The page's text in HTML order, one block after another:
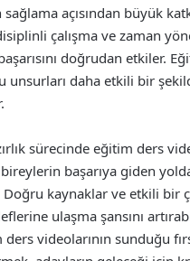
açısından büyük
çalışma ve zaman
doğrudan etkiler.
unsurları daha etkili bir
sürecinde eğitim ders
başarıya giden
Doğru kaynaklar ve etkili bir
ulaşma şansını
ders videolarının sunduğu